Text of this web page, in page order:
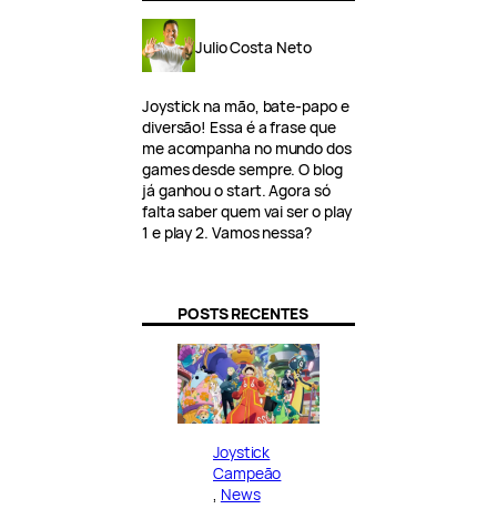
Julio Costa Neto
Joystick na mão, bate-papo e
diversão! Essa é a frase que
me acompanha no mundo dos
games desde sempre. O blog
já ganhou o start. Agora só
falta saber quem vai ser o play
1 e play 2. Vamos nessa?
POSTS RECENTES
Joystick
Campeão
News